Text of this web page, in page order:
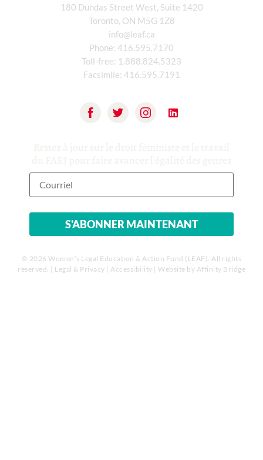
180 Dundas Street West, Suite 1420
Toronto, ON M5G 1Z8
info@leaf.ca
Phone: 416.595.7170
Toll-free: 1.888.824.5323
Facsimile: 416.595.7191
© 2026 Women’s Legal Education & Action Fund (LEAF). All rights
reserved. | Legal & Privacy | Accessibility | Website by Affinity Bridge